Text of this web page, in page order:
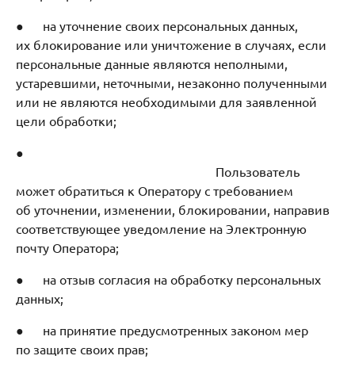
● на уточнение своих персональных данных,
их блокирование или уничтожение в случаях, если
персональные данные являются неполными,
устаревшими, неточными, незаконно полученными
или не являются необходимыми для заявленной
цели обработки;
●
Пользователь
может обратиться к Оператору с требованием
об уточнении, изменении, блокировании, направив
соответствующее уведомление на Электронную
почту Оператора;
● на отзыв согласия на обработку персональных
данных;
● на принятие предусмотренных законом мер
по защите своих прав;